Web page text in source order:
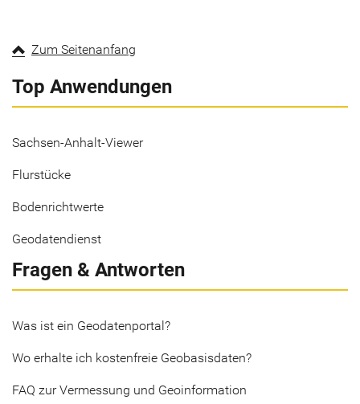
Zum Seitenanfang
Top Anwendungen
Sachsen-Anhalt-Viewer
Flurstücke
Bodenrichtwerte
Geodatendienst
Fragen & Antworten
Was ist ein Geodatenportal?
Wo erhalte ich kostenfreie Geobasisdaten?
FAQ zur Vermessung und Geoinformation